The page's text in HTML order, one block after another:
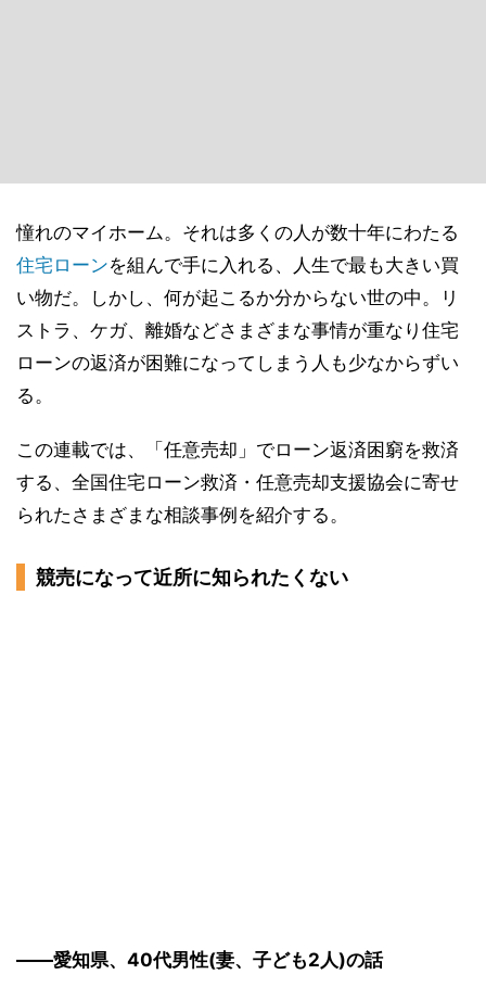
憧れのマイホーム。それは多くの人が数十年にわたる
住宅ローンを組んで手に入れる、人生で最も大きい買
い物だ。しかし、何が起こるか分からない世の中。リ
ストラ、ケガ、離婚などさまざまな事情が重なり住宅
ローンの返済が困難になってしまう人も少なからずい
る。
この連載では、「任意売却」でローン返済困窮を救済
する、全国住宅ローン救済・任意売却支援協会に寄せ
られたさまざまな相談事例を紹介する。
競売になって近所に知られたくない
――愛知県、40代男性(妻、子ども2人)の話